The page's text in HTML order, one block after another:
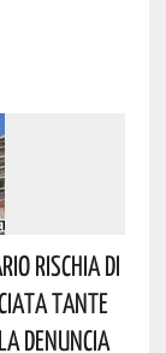
Rischia Di
Tante
Denuncia